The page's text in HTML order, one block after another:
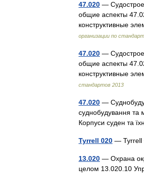
47.020 —
общие аспекты
конструктивные
организации по
47.020 —
общие аспекты
конструктивные
стандартов 2013
47.020 —
суднобудування та
Корпуси суден та
Tyrrell 020 —
13.020 — Охрана
целом 13.020.10